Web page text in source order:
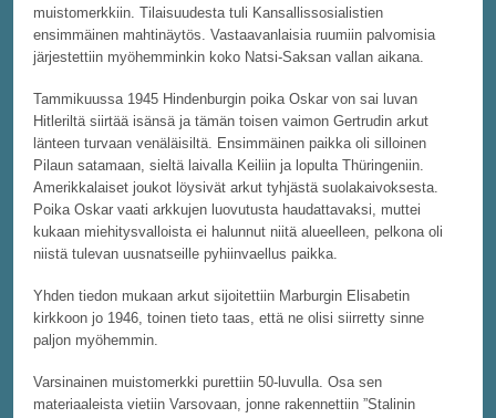
muistomerkkiin. Tilaisuudesta tuli Kansallissosialistien
ensimmäinen mahtinäytös. Vastaavanlaisia ruumiin palvomisia
järjestettiin myöhemminkin koko Natsi-Saksan vallan aikana.
Tammikuussa 1945 Hindenburgin poika Oskar von sai luvan
Hitleriltä siirtää isänsä ja tämän toisen vaimon Gertrudin arkut
länteen turvaan venäläisiltä. Ensimmäinen paikka oli silloinen
Pilaun satamaan, sieltä laivalla Keiliin ja lopulta Thüringeniin.
Amerikkalaiset joukot löysivät arkut tyhjästä suolakaivoksesta.
Poika Oskar vaati arkkujen luovutusta haudattavaksi, muttei
kukaan miehitysvalloista ei halunnut niitä alueelleen, pelkona oli
niistä tulevan uusnatseille pyhiinvaellus paikka.
Yhden tiedon mukaan arkut sijoitettiin Marburgin Elisabetin
kirkkoon jo 1946, toinen tieto taas, että ne olisi siirretty sinne
paljon myöhemmin.
Varsinainen muistomerkki purettiin 50-luvulla. Osa sen
materiaaleista vietiin Varsovaan, jonne rakennettiin ”Stalinin